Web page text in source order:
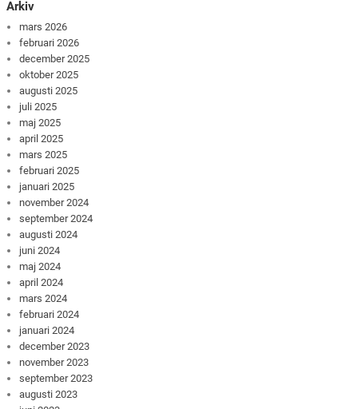
Arkiv
mars 2026
februari 2026
december 2025
oktober 2025
augusti 2025
juli 2025
maj 2025
april 2025
mars 2025
februari 2025
januari 2025
november 2024
september 2024
augusti 2024
juni 2024
maj 2024
april 2024
mars 2024
februari 2024
januari 2024
december 2023
november 2023
september 2023
augusti 2023